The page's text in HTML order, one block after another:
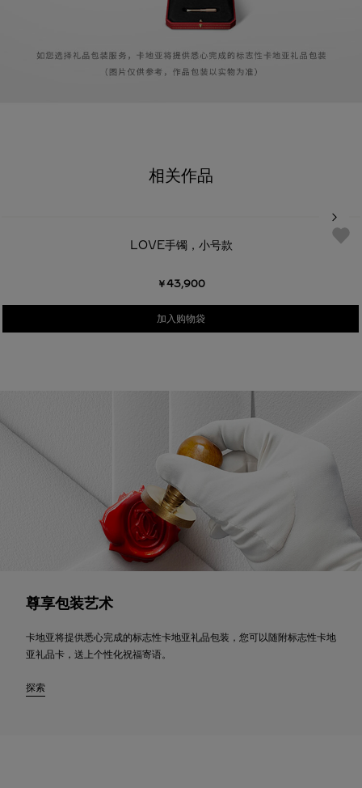
相关作品
LOVE手镯，小号款
￥43,900
加入购物袋
尊享包装艺术
卡地亚将提供悉心完成的标志性卡地亚礼品包装，您可以随附标志性卡地
亚礼品卡，送上个性化祝福寄语。
探索